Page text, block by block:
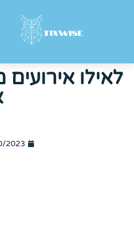
לאילו
2023